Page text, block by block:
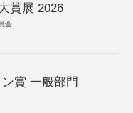
賞展 2026
会
賞 一般部門